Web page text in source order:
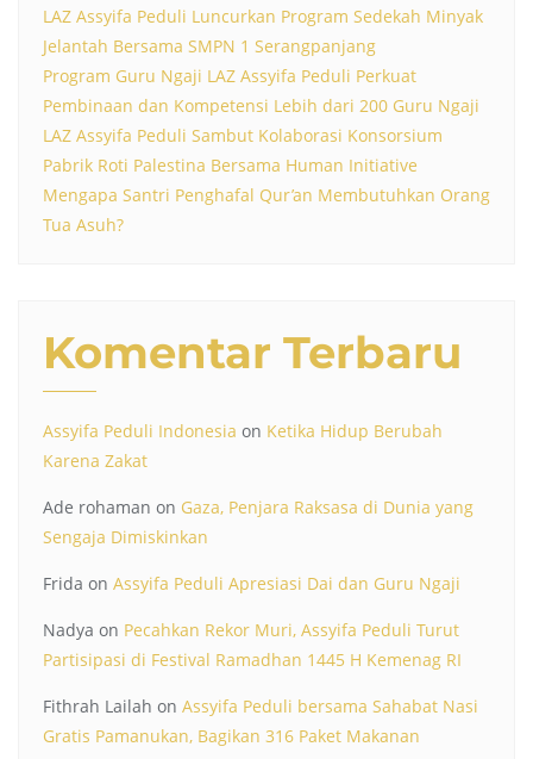
LAZ Assyifa Peduli Luncurkan Program Sedekah Minyak
Jelantah Bersama SMPN 1 Serangpanjang
Program Guru Ngaji LAZ Assyifa Peduli Perkuat
Pembinaan dan Kompetensi Lebih dari 200 Guru Ngaji
LAZ Assyifa Peduli Sambut Kolaborasi Konsorsium
Pabrik Roti Palestina Bersama Human Initiative
Mengapa Santri Penghafal Qur’an Membutuhkan Orang
Tua Asuh?
Komentar Terbaru
Assyifa Peduli Indonesia on Ketika Hidup Berubah
Karena Zakat
Ade rohaman on Gaza, Penjara Raksasa di Dunia yang
Sengaja Dimiskinkan
Frida on Assyifa Peduli Apresiasi Dai dan Guru Ngaji
Nadya on Pecahkan Rekor Muri, Assyifa Peduli Turut
Partisipasi di Festival Ramadhan 1445 H Kemenag RI
Fithrah Lailah on Assyifa Peduli bersama Sahabat Nasi
Gratis Pamanukan, Bagikan 316 Paket Makanan